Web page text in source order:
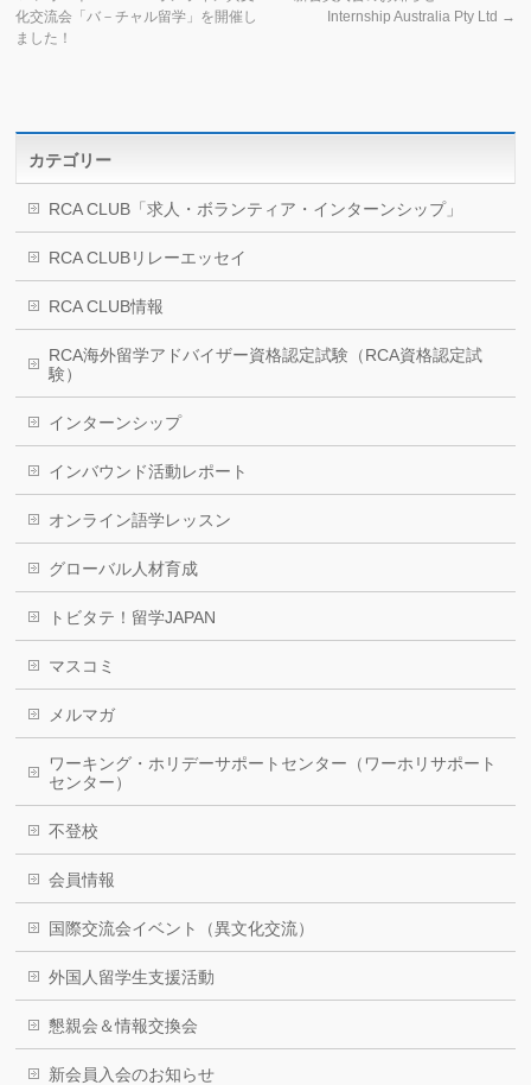
化交流会「バ－チャル留学」を開催し
ました！
Internship Australia Pty Ltd →
カテゴリー
RCA CLUB「求人・ボランティア・インターンシップ」
RCA CLUBリレーエッセイ
RCA CLUB情報
RCA海外留学アドバイザー資格認定試験（RCA資格認定試
験）
インターンシップ
インバウンド活動レポート
オンライン語学レッスン
グローバル人材育成
トビタテ！留学JAPAN
マスコミ
メルマガ
ワーキング・ホリデーサポートセンター（ワーホリサポート
センター）
不登校
会員情報
国際交流会イベント（異文化交流）
外国人留学生支援活動
懇親会＆情報交換会
新会員入会のお知らせ